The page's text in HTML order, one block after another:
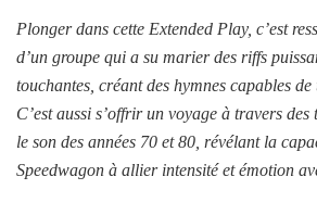
Plonger dans cette Extended Play, c’est
d’un groupe qui a su marier des riffs
touchantes, créant des hymnes capables
C’est aussi s’offrir un voyage à travers
le son des années 70 et 80, révélant la
Speedwagon à allier intensité et émotion